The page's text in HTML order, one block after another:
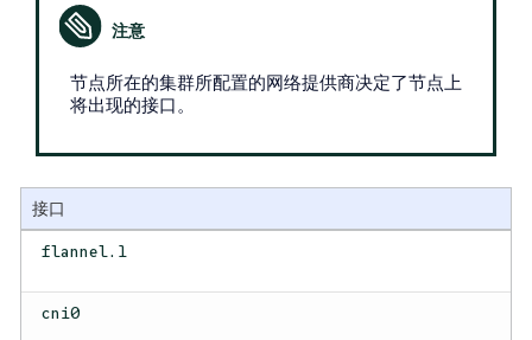
节点所在的集群所配置的网络提供商决定了节点上
将出现的接口。
接口
flannel.1
cni0